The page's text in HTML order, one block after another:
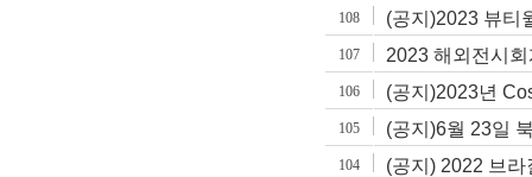
108 (공지)2023 뷰티
107 2023 해외전시회
106 (공지)2023년
105 (공지)6월 23일
104 (공지) 2022 브